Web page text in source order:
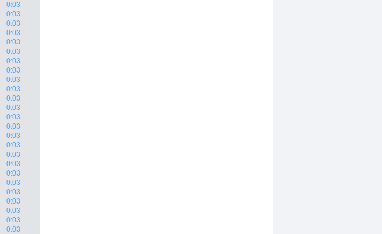
0:03
0:03
0:03
0:03
0:03
0:03
0:03
0:03
0:03
0:03
0:03
0:03
0:03
0:03
0:03
0:03
0:03
0:03
0:03
0:03
0:03
0:03
0:03
0:03
0:03